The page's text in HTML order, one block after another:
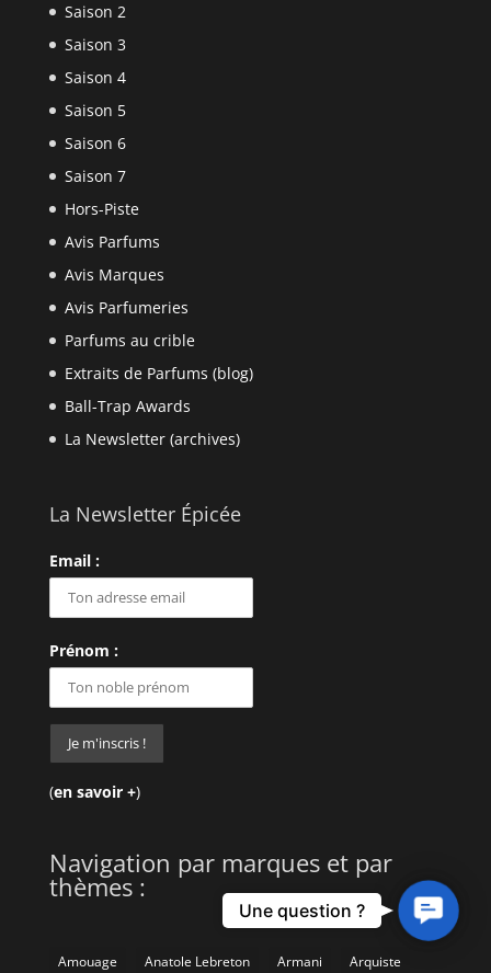
Saison 2
Saison 3
Saison 4
Saison 5
Saison 6
Saison 7
Hors-Piste
Avis Parfums
Avis Marques
Avis Parfumeries
Parfums au crible
Extraits de Parfums (blog)
Ball-Trap Awards
La Newsletter (archives)
La Newsletter Épicée
Email :
Prénom :
(en savoir +)
Navigation par marques et par
thèmes :
Amouage Anatole Lebreton Armani Arquiste
Contact
Us
Une question ?